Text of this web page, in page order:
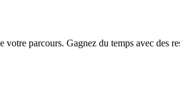
parcours. Gagnez du temps avec des